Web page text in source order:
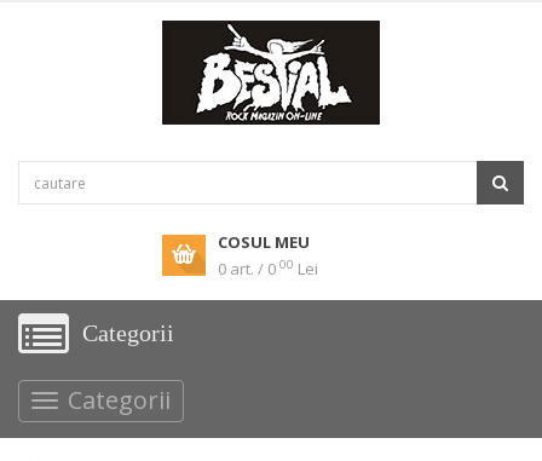
COSUL MEU
0 art. / 0 00 Lei
Categorii
Categorii